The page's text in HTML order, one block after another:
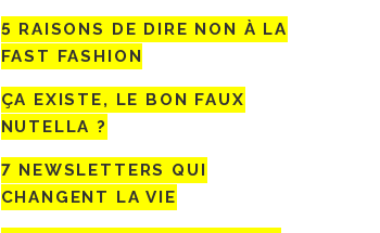
5 RAISONS DE DIRE NON À LA
FAST FASHION
ÇA EXISTE, LE BON FAUX
NUTELLA ?
7 NEWSLETTERS QUI
CHANGENT LA VIE